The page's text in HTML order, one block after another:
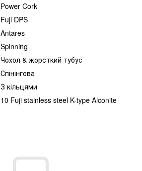
Power Cork
Fuji DPS
Antares
Spinning
Чохол & жорсткий тубус
Спінінгова
З кільцями
10 Fuji stainless steel K-type Alconite